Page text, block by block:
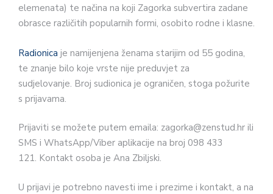
elemenata) te načina na koji Zagorka subvertira zadane
obrasce različitih popularnih formi, osobito rodne i klasne.
Radionica je namijenjena ženama starijim od 55 godina,
te znanje bilo koje vrste nije preduvjet za
sudjelovanje. Broj sudionica je ograničen, stoga požurite
s prijavama.
Prijaviti se možete putem emaila: zagorka@zenstud.hr ili
SMS i WhatsApp/Viber aplikacije na broj 098 433
121. Kontakt osoba je Ana Zbiljski.
U prijavi je potrebno navesti ime i prezime i kontakt, a na